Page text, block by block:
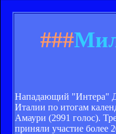
###
Нападающий "Интера"
Италии по итогам
Амаури (2991 голос).
приняли участие более